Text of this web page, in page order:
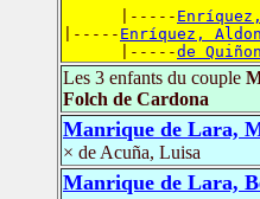
      |-----
|----- Enríquez,
      |-----
de
Les 3 enfants du couple
Folch de Cardona
Manrique de Lara,
× de Acuña, Luisa
Manrique de Lara,